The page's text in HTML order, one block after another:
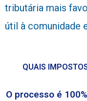
tributária mais
útil à comunidade
QUAIS
O processo é